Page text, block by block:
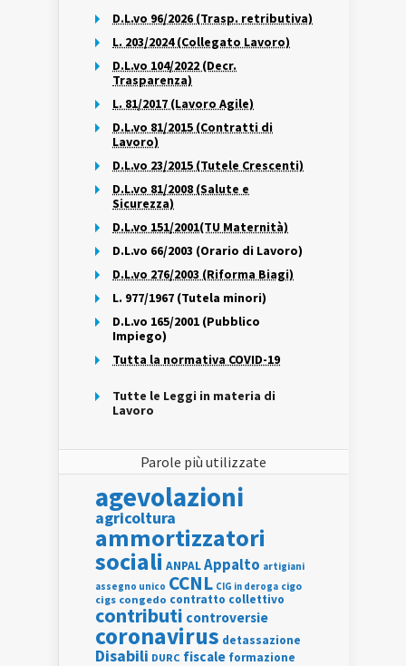
D.L.vo 96/2026 (Trasp. retributiva)
L. 203/2024 (Collegato Lavoro)
D.L.vo 104/2022 (Decr.
Trasparenza)
L. 81/2017 (Lavoro Agile)
D.L.vo 81/2015 (Contratti di
Lavoro)
D.L.vo 23/2015 (Tutele Crescenti)
D.L.vo 81/2008 (Salute e
Sicurezza)
D.L.vo 151/2001(TU Maternità)
D.L.vo 66/2003 (Orario di Lavoro)
D.L.vo 276/2003 (Riforma Biagi)
L. 977/1967 (Tutela minori)
D.L.vo 165/2001 (Pubblico
Impiego)
Tutta la normativa COVID-19
Tutte le Leggi in materia di
Lavoro
Parole più utilizzate
agevolazioni
agricoltura
ammortizzatori
sociali ANPALAppalto artigiani
assegno unico CCNL CIG in deroga cigo
cigs congedo contratto collettivo
contributi controversie
coronavirus detassazione
Disabili DURC fiscale formazione